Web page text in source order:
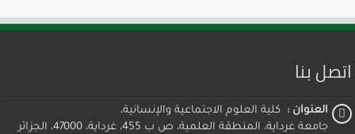
اتصل بنا
العنوان : كلية العلوم الاجتماعية والإنسانية،
جامعة غرداية، المنطقة العلمية، ص ب 455، غرداية، 47000، الجزائر